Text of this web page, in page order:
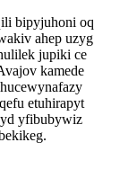
bipyjuhoni oq
ahep uzyg
jupiki ce
kamede
etuhirapyt
yfibubywiz